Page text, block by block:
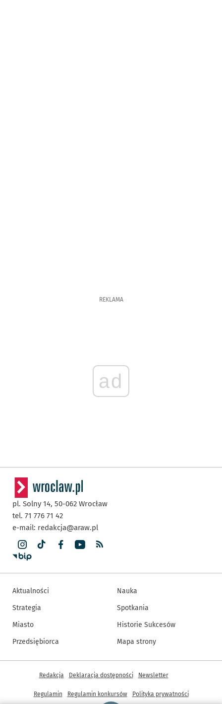
REKLAMA
ad
pl. Solny 14, 50-062 Wrocław
tel. 71 776 71 42
e-mail: redakcja@araw.pl
Aktualności
Strategia
Miasto
Przedsiębiorca
Nauka
Spotkania
Historie Sukcesów
Mapa strony
Inne informacje
Redakcja Deklaracja dostępności Newsletter
Regulamin Regulamin konkursów Polityka prywatności